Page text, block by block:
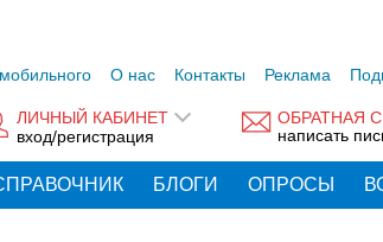
О нас Контакты Реклама
ОБРАТНАЯ
написать
ЛИЧНЫЙ КАБИНЕТ
вход/регистрация
БЛОГИ ОПРОСЫ